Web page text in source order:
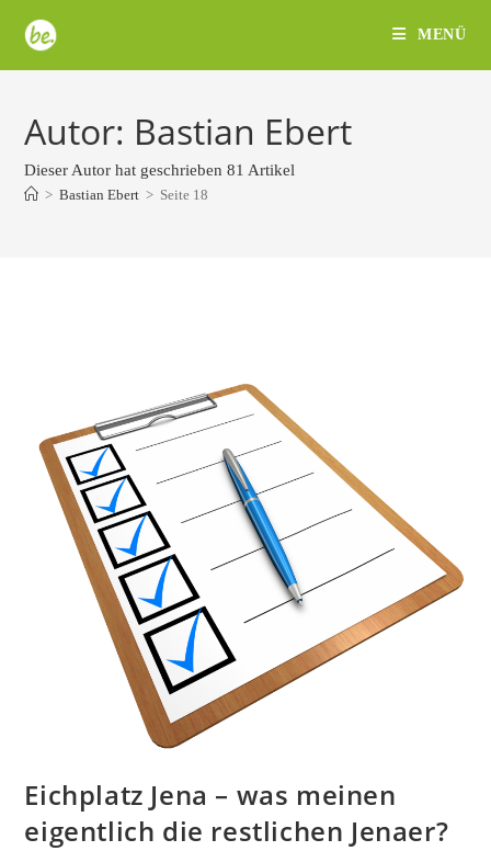
Inhalt
springen
MENÜ
Autor: Bastian Ebert
Dieser Autor hat geschrieben 81 Artikel
> Bastian Ebert > Seite 18
Eichplatz Jena – was meinen
eigentlich die restlichen Jenaer?